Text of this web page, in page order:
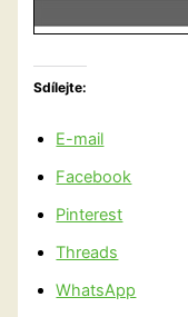
Sdílejte:
E-mail
Facebook
Pinterest
Threads
WhatsApp